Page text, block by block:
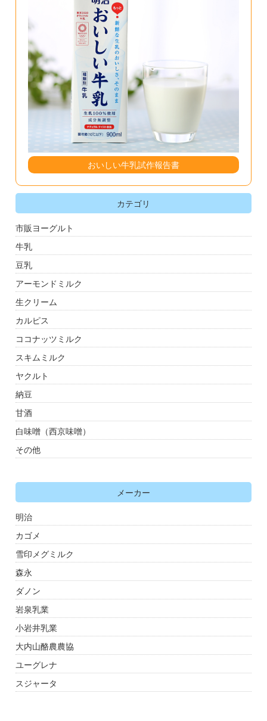
おいしい牛乳試作報告書
カテゴリ
市販ヨーグルト
牛乳
豆乳
アーモンドミルク
生クリーム
カルピス
ココナッツミルク
スキムミルク
ヤクルト
納豆
甘酒
白味噌（西京味噌）
その他
メーカー
明治
カゴメ
雪印メグミルク
森永
ダノン
岩泉乳業
小岩井乳業
大内山酪農農協
ユーグレナ
スジャータ